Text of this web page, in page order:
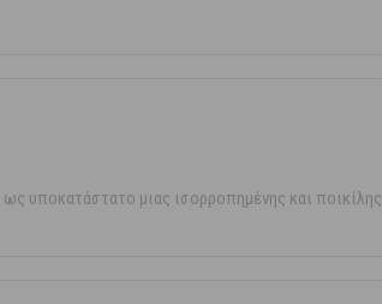
υποκατάστατο μιας ισορροπημένης και ποικίλης